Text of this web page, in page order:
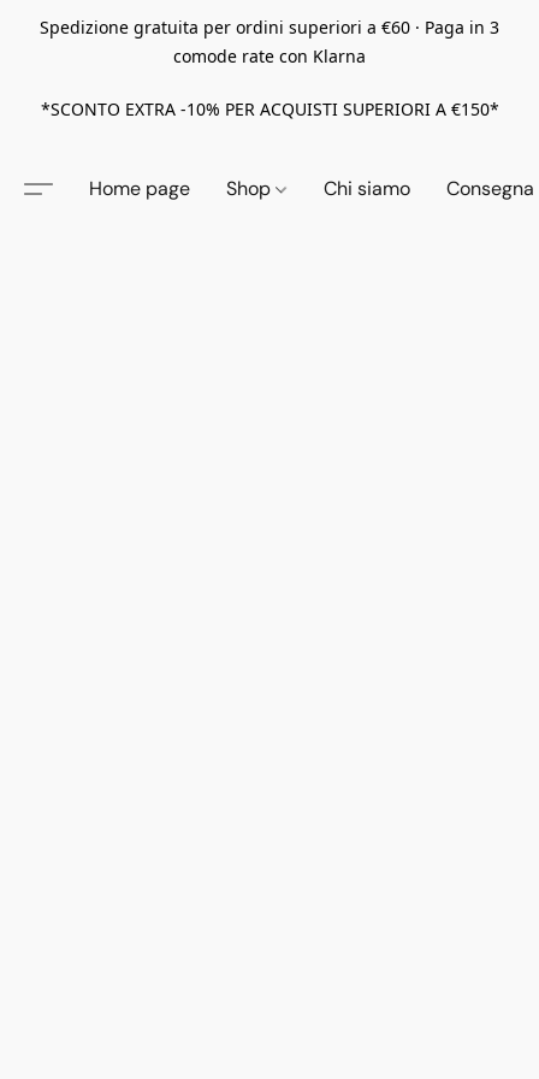
Spedizione gratuita per ordini superiori a €60 · Paga in 3
comode rate con Klarna
*SCONTO EXTRA -10% PER ACQUISTI SUPERIORI A €150*
Home page Shop Chi siamo Consegna